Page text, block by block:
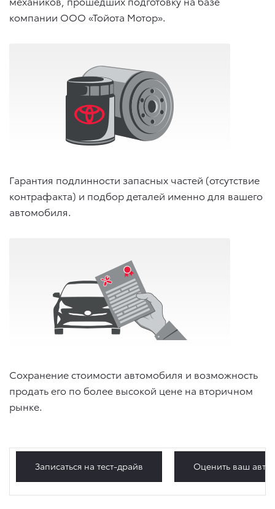
компании ООО «Тойота Мотор».
Гарантия подлинности запасных частей (отсутствие
контрафакта) и подбор деталей именно для вашего
автомобиля.
Сохранение стоимости автомобиля и возможность
продать его по более высокой цене на вторичном
рынке.
Записаться на тест-драйв Оценить ваш